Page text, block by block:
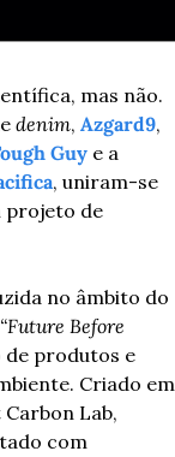
mas não.
denim, Azgard9,
Guy e a
, uniram-se
projeto de
no âmbito do
“Future Before
de produtos e
Criado em
Lab,
com